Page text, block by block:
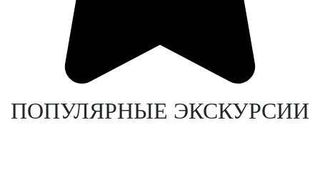
ПОПУЛЯРНЫЕ ЭКСКУРСИИ